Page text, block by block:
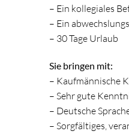
– Ein kollegiales
– Ein
– 30 Tage Urlaub
Sie bringen mit:
– Kaufmännische
– Sehr gute
– Deutsche
– Sorgfältiges,